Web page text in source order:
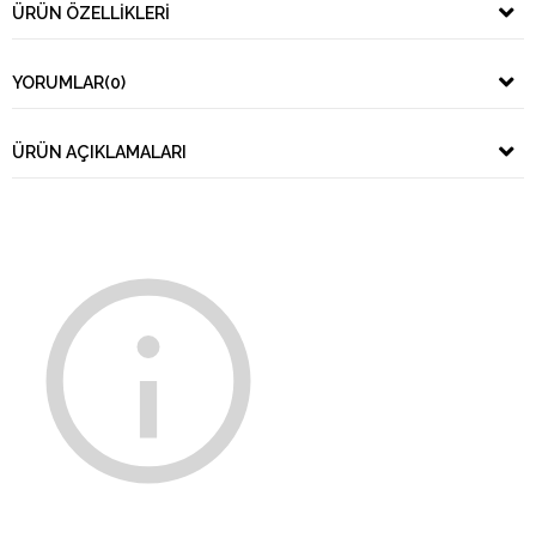
ÜRÜN ÖZELLIKLERI
YORUMLAR(0)
ÜRÜN AÇIKLAMALARI